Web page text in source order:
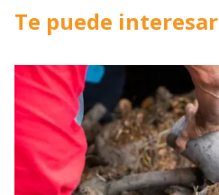
Te puede interesar